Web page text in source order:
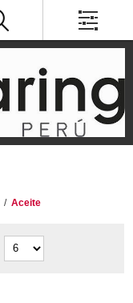
/ Aceite